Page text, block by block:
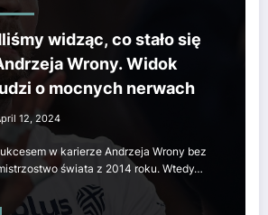
widząc, co stało się
Wrony. Widok
o mocnych nerwach
12, 2024
w karierze Andrzeja Wrony bez
świata z 2014 roku. Wtedy…